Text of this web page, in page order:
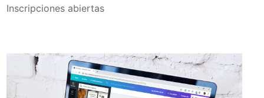
Inscripciones abiertas